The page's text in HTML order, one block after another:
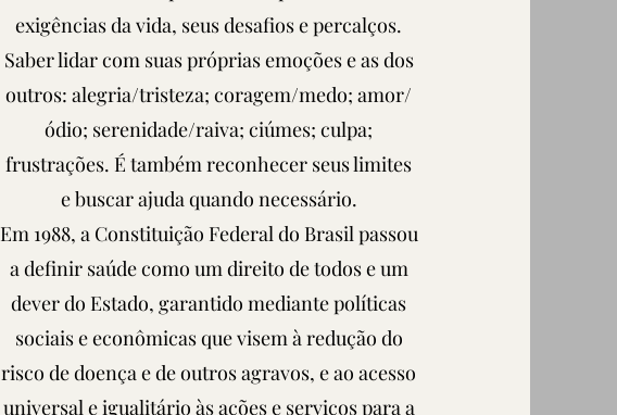
exigências da vida, seus desafios e percalços.
Saber lidar com suas próprias emoções e as dos
outros: alegria/tristeza; coragem/medo; amor/
ódio; serenidade/raiva; ciúmes; culpa;
frustrações. É também reconhecer seus limites
e buscar ajuda quando necessário.
Em 1988, a Constituição Federal do Brasil passou
a definir saúde como um direito de todos e um
dever do Estado, garantido mediante políticas
sociais e econômicas que visem à redução do
risco de doença e de outros agravos, e ao acesso
universal e igualitário às ações e serviços para a